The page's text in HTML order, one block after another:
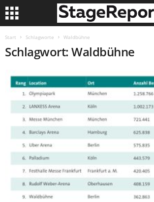
Start Schlagworte Waldbühne
Schlagwort: Waldbühne